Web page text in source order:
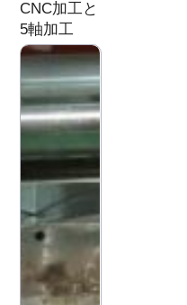
CNC加工と
5軸加工